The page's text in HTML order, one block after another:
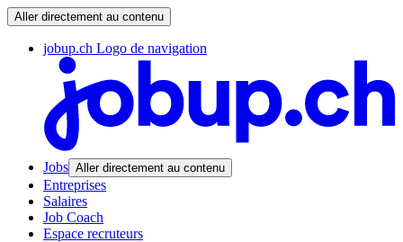
Aller directement au contenu
jobup.ch Logo de navigation
Jobs Aller directement au contenu
Entreprises
Salaires
Job Coach
Espace recruteurs